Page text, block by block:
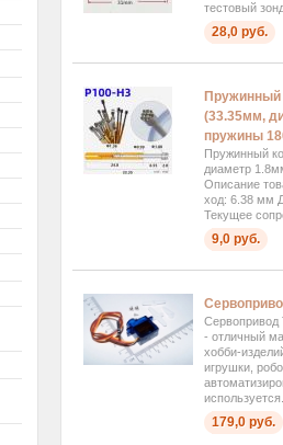
тестовый
28,0 руб.
Пружинный
(33.35мм,
пружины
Пружинный
диаметр
Описание
ход: 6.38 мм
Текущее
9,0 руб.
Сервопривод
- отличный
хобби-
игрушки,
179,0 руб.